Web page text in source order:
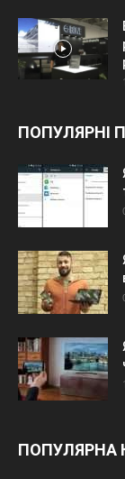
ПОПУЛЯРНІ
ПОПУЛЯРНА